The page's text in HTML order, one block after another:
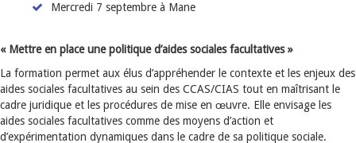
Mercredi 7 septembre à Mane
« Mettre en place une politique d’aides sociales facultatives »
La formation permet aux élus d’appréhender le contexte et les enjeux des
aides sociales facultatives au sein des CCAS/CIAS tout en maîtrisant le
cadre juridique et les procédures de mise en œuvre. Elle envisage les
aides sociales facultatives comme des moyens d’action et
d’expérimentation dynamiques dans le cadre de sa politique sociale.